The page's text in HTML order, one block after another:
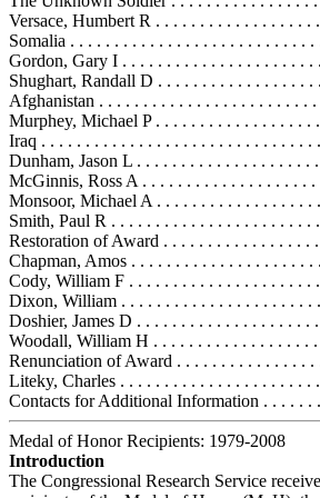
Versace, Humbert R . . . . . . . . . . . . . . . . .
Somalia . . . . . . . . . . . . . . . . . . . . . . . . . . .
Gordon, Gary I . . . . . . . . . . . . . . . . . . . . . .
Shughart, Randall D . . . . . . . . . . . . . . . . .
Afghanistan . . . . . . . . . . . . . . . . . . . . . . . .
Murphey, Michael P . . . . . . . . . . . . . . . . . .
Iraq . . . . . . . . . . . . . . . . . . . . . . . . . . . . . .
Dunham, Jason L . . . . . . . . . . . . . . . . . . . .
McGinnis, Ross A . . . . . . . . . . . . . . . . . . .
Monsoor, Michael A . . . . . . . . . . . . . . . . . .
Smith, Paul R . . . . . . . . . . . . . . . . . . . . . . .
Restoration of Award . . . . . . . . . . . . . . . . .
Chapman, Amos . . . . . . . . . . . . . . . . . . . .
Cody, William F . . . . . . . . . . . . . . . . . . . . .
Dixon, William . . . . . . . . . . . . . . . . . . . . . .
Doshier, James D . . . . . . . . . . . . . . . . . . . .
Woodall, William H . . . . . . . . . . . . . . . . . .
Renunciation of Award . . . . . . . . . . . . . . .
Liteky, Charles . . . . . . . . . . . . . . . . . . . . . .
Contacts for Additional Information . . . . . .
Medal of Honor Recipients: 1979-2008
Introduction
The Congressional Research Service